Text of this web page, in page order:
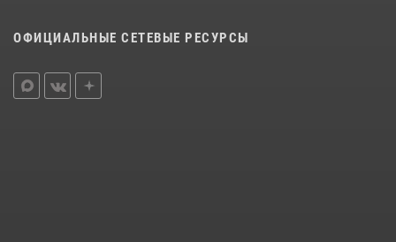
ОФИЦИАЛЬНЫЕ СЕТЕВЫЕ РЕСУРСЫ